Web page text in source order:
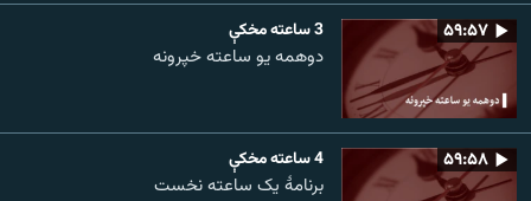
۵۹:۵۷ 3 ساعته مخکې
دوهمه یو ساعته خپرونه
۵۹:۵۸ 4 ساعته مخکې
برنامۀ یک ساعته نخست